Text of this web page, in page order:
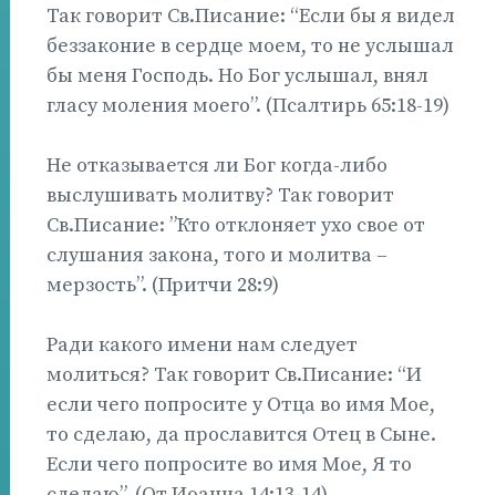
Так говорит Св.Писание: “Если бы я видел
беззаконие в сердце моем, то не услышал
бы меня Господь. Но Бог услышал, внял
гласу моления моего”. (Псалтирь 65:18-19)
Не отказывается ли Бог когда-либо
выслушивать молитву? Так говорит
Св.Писание: ”Кто отклоняет ухо свое от
слушания закона, того и молитва –
мерзость”. (Притчи 28:9)
Ради какого имени нам следует
молиться? Так говорит Св.Писание: “И
если чего попросите у Отца во имя Мое,
то сделаю, да прославится Отец в Сыне.
Если чего попросите во имя Мое, Я то